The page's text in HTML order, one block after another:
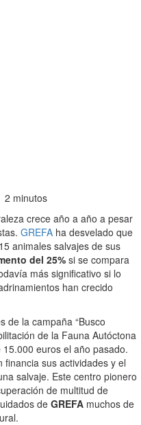
2 minutos
crece año a año a pesar
GREFA ha desvelado que
animales salvajes de sus
del 25% si se compara
más significativo si lo
han crecido
de la campaña “Busco
de la Fauna Autóctona
euros el año pasado.
sus actividades y el
salvaje. Este centro pionero
de multitud de
de GREFA muchos de